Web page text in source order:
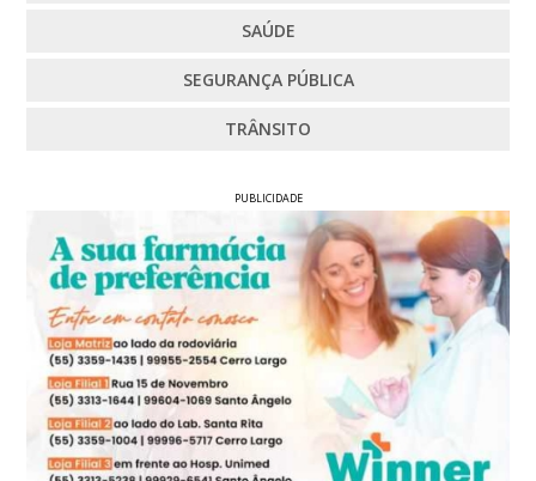
SAÚDE
SEGURANÇA PÚBLICA
TRÂNSITO
PUBLICIDADE